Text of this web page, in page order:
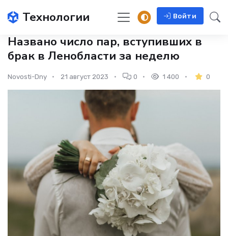
Технологии Войти
Названо число пар, вступивших в
брак в Ленобласти за неделю
Novosti-Dny 21 август 2023 0 1 400 0